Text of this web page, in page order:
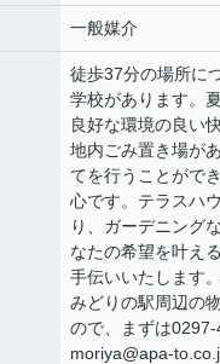
一般媒介
徒歩37分の場所に
学校があります。
良好な環境の良い
地内ごみ置き場が
てを行うことがで
心です。テラスハ
り、ガーデニング
なたの希望を叶え
手伝いいたします
みどりの駅周辺の
ので、まずは
moriya@apa-